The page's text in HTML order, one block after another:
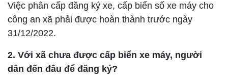
Việc phân cấp đăng ký xe, cấp biển số xe máy cho
công an xã phải được hoàn thành trước ngày
31/12/2022.
2. Với xã chưa được cấp biển xe máy, người
dân đến đâu để đăng ký?